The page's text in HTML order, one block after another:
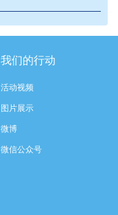
我们的行动
活动视频
图片展示
微博
微信公众号